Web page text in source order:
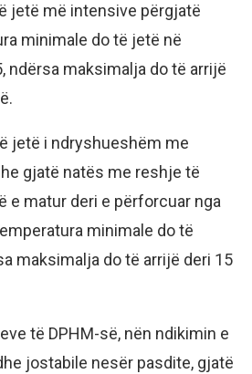
jetë më intensive përgjatë
minimale do të jetë në
ndërsa maksimalja do të arrijë
jetë i ndryshueshëm me
gjatë natës me reshje të
e matur deri e përforcuar nga
minimale do të
maksimalja do të arrijë deri 15
të DPHM-së, nën ndikimin e
jostabile nesër pasdite, gjatë